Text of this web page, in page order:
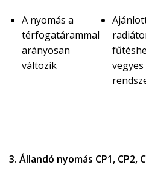
A nyomás a
térfogatárammal
arányosan
változik
vegyes
3. Állandó nyomás CP1, CP2,